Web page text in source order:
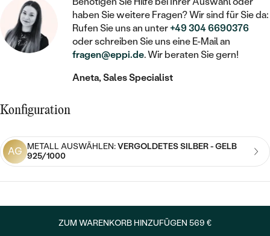
NACH PREIS
FARBIGE DIAMANTEN ZUM EINFASSEN
MIT LAB GROWN DIAMANT
MIT MOISSANIT
MIT FARBIGEN DIAMANTEN
MIT SCHWARZEN DIAMANTEN
BROSCHEN
SCHMUCKZUBEHÖR
NACH MATERIAL
GOLD
SILBER
PLATIN
NACH STEIN
DIAMANTSCHMUCK
PIERCINGS
NACH STEIN
NACH PREIS
LUXURIÖSE
KETTEN
HERZKETTEN
MIT TIEREN
NACH EDELSTEIN
MIT DIAMANT
MIT EDELSTEIN
PERSONALISIERT
NACH EDELSTEIN
MIT EDELSTEIN
PERLENRINGE
haben Sie weitere Fragen? Wir sind für Sie da:
Rufen Sie uns an unter+49 304 6690376
oder schreiben Sie uns eine E-Mail an
fragen@eppi.de. Wir beraten Sie gern!
Aneta, Sales Specialist
Konfiguration
AG METALL AUSWÄHLEN:VERGOLDETES SILBER - GELB
925/1000
ZUM WARENKORB HINZUFÜGEN 569 €